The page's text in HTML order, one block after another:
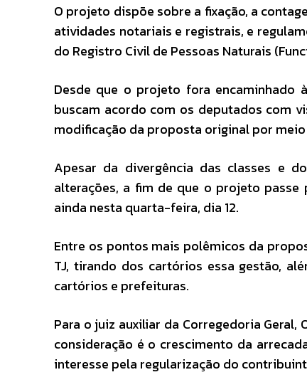
O projeto dispõe sobre a fixação, a
atividades notariais e registrais, e
do Registro Civil de Pessoas Naturais
Desde que o projeto fora encaminhado
buscam acordo com os deputados com
modificação da proposta original por
Apesar da divergência das classes e
alterações, a fim de que o projeto
ainda nesta quarta-feira, dia 12.
Entre os pontos mais polêmicos da
TJ, tirando dos cartórios essa gestão,
cartórios e prefeituras.
Para o juiz auxiliar da Corregedoria Geral,
consideração é o crescimento da
interesse pela regularização do